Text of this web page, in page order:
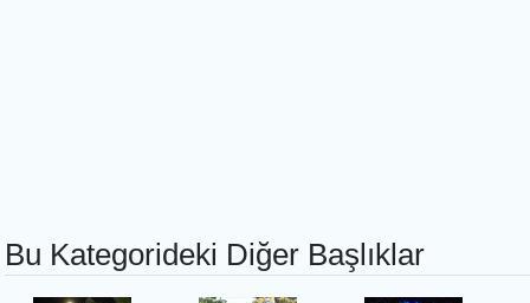
Bu Kategorideki Diğer Başlıklar